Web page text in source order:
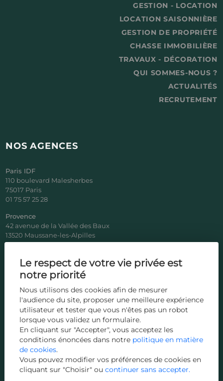
Le respect de votre vie privée est
notre priorité
Nous utilisons des cookies afin de mesurer
l'audience du site, proposer une meilleure expérience
utilisateur et tester que vous n'êtes pas un robot
lorsque vous validez un formulaire.
En cliquant sur "Accepter", vous acceptez les
conditions énoncées dans notre politique en matière
de cookies.
Vous pouvez modifier vos préférences de cookies en
cliquant sur "Choisir" ou continuer sans accepter.
GESTION - LOCATION
LOCATION SAISONNIÈRE
GESTION DE PROPRIÉTÉ
CHASSE IMMOBILIÈRE
TRAVAUX - DÉCORATION
QUI SOMMES-NOUS ?
ACTUALITÉS
RECRUTEMENT
NOS AGENCES
Paris IDF
110 boulevard Malesherbes
75017 Paris
01 75 57 25 28
Provence
42 avenue de la Vallée des Baux
13520 Maussane-les-Alpilles
04 70 90 05 25
Côte d'Azur
04 23 32 34 23
76B avenue Gambetta
83400 Hyères
04 23 32 34 23